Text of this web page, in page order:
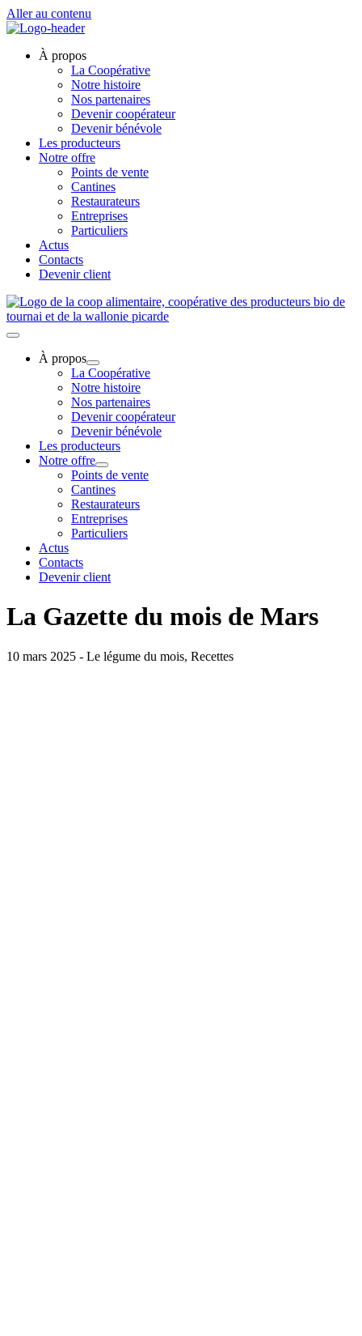
Aller au contenu
À propos
La Coopérative
Notre histoire
Nos partenaires
Devenir coopérateur
Devenir bénévole
Les producteurs
Notre offre
Points de vente
Cantines
Restaurateurs
Entreprises
Particuliers
Actus
Contacts
Devenir client
À propos
La Coopérative
Notre histoire
Nos partenaires
Devenir coopérateur
Devenir bénévole
Les producteurs
Notre offre
Points de vente
Cantines
Restaurateurs
Entreprises
Particuliers
Actus
Contacts
Devenir client
La Gazette du mois de Mars
10 mars 2025 - Le légume du mois, Recettes